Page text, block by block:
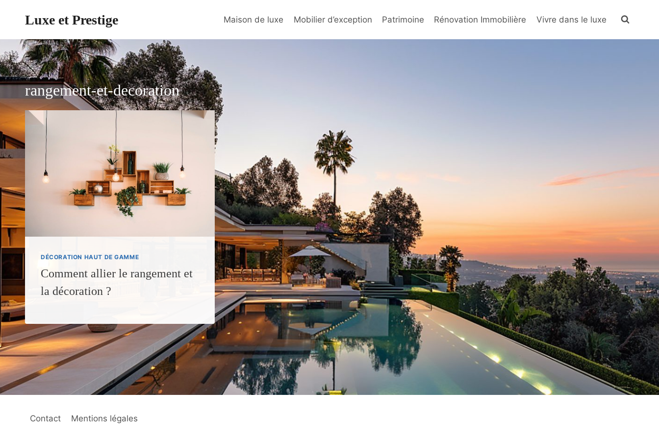
Luxe et Prestige Maison de luxe Mobilier d’exception Patrimoine Rénovation Immobilière Vivre dans le luxe
rangement-et-decoration
DÉCORATION HAUT DE GAMME
Comment allier le rangement et
la décoration ?
Contact Mentions légales